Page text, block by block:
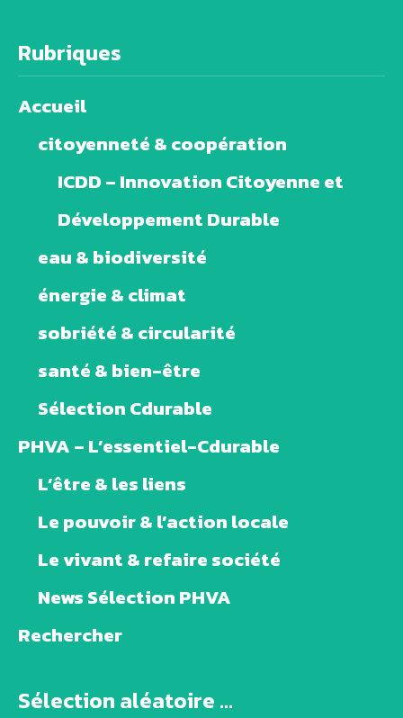
Rubriques
Accueil
citoyenneté & coopération
ICDD – Innovation Citoyenne et
Développement Durable
eau & biodiversité
énergie & climat
sobriété & circularité
santé & bien-être
Sélection Cdurable
PHVA – L’essentiel-Cdurable
L’être & les liens
Le pouvoir & l’action locale
Le vivant & refaire société
News Sélection PHVA
Rechercher
Sélection aléatoire ...